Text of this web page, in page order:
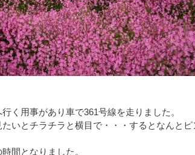
く用事があり車で361号線を走りました。
いとチラチラと横目で・・・するとなんと
間となりました。